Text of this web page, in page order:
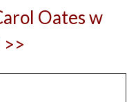
Oates w